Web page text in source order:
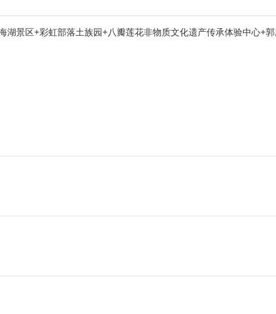
湖景区+彩虹部落土族园+八瓣莲花非物质文化遗产传承体验中心+